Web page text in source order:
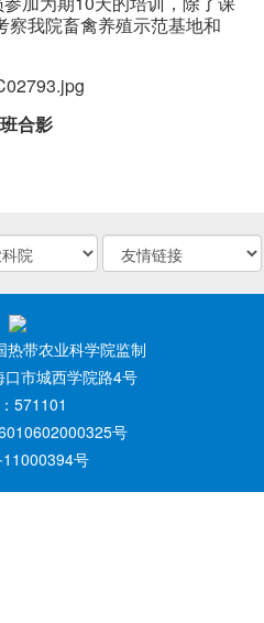
察我院畜禽养殖示范基地和
合影
带农业科学院监制
市城西学院路4号
571101
号
号